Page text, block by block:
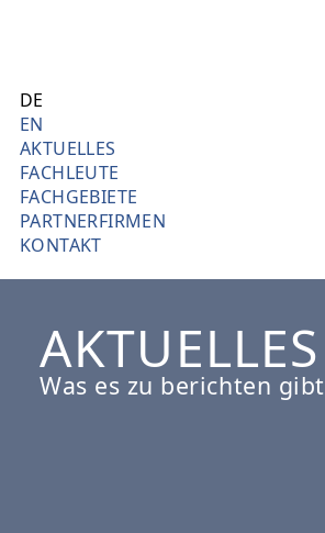
H
L
N
DE
EN
AKTUELLES
FACHLEUTE
FACHGEBIETE
PARTNERFIRMEN
KONTAKT
AKTUELLES
Was es zu berichten gibt